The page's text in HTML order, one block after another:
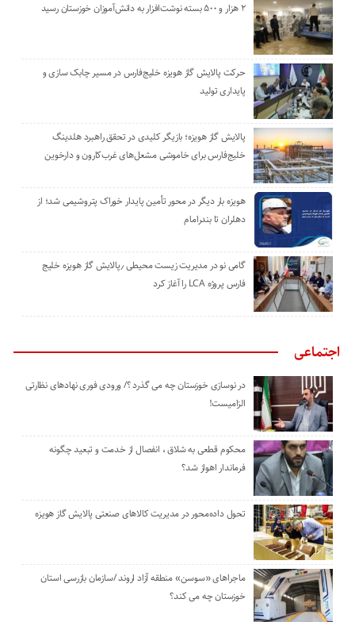
۲ هزار و ۵۰۰ بسته نوشت‌افزار به دانش‌آموزان خوزستان رسید
حرکت پالایش گاز هویزه خلیج‌فارس در مسیر چابک سازی و
پایداری تولید
پالایش گاز هویزه؛ بازیگر کلیدی در تحقق راهبرد هلدینگ
خلیج‌فارس برای خاموشی مشعل‌های غرب‌کارون و دارخوین
هویزه بار دیگر در محور تأمین پایدار خوراک پتروشیمی شد؛ از
دهلران تا بندرامام
گامی نو در مدیریت زیست ‌محیطی ٫پالایش گاز هویزه خلیج
‌فارس پروژه LCA را آغاز کرد
اجتماعی
در نوسازی خوزستان چه می گذرد ؟/ ورودی فوری نهادهای نظارتی
الزامیست!
محکوم قطعی به شلاق ، انفصال از خدمت و تبعید چگونه
فرماندار اهواز شد؟
تحول داده‌محور در مدیریت کالاهای صنعتی پالایش گاز هویزه
ماجراهای «سوسن» منطقه آزاد اروند /سازمان بازرسی استان
خوزستان چه می کند؟